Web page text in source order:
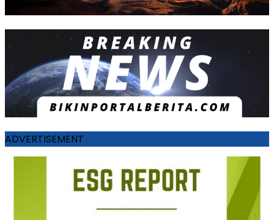
ADVERTISEMENT